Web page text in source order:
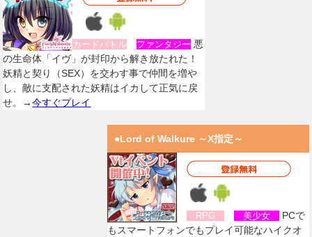
カードバトル ファンタジー 悪
の生命体「イヴ」が封印から解き放たれた！
妖精と契り（SEX）を交わす事で仲間を増や
し、敵に支配された妖精はイカして正気に戻
せ。→今すぐプレイ
●Lord of Walkure ～X指定～
RPG 美少女
PCで
もスマートフォンでもプレイ可能なハイクオ